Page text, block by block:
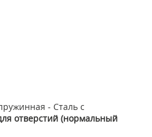
- Сталь с
отверстий (нормальный